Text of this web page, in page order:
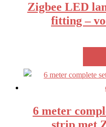
Zigbee LED
fitting –
6 meter